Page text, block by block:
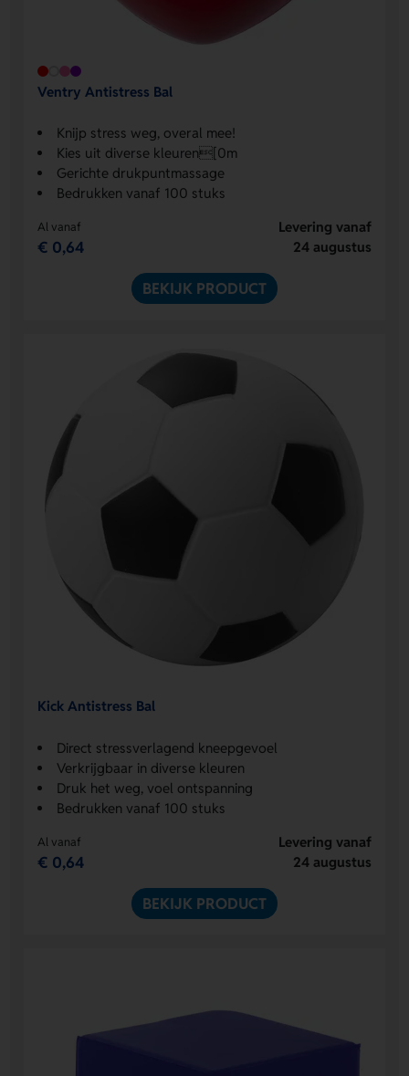
Ventry Antistress Bal
Knijp stress weg, overal mee!
Kies uit diverse kleuren[0m
Gerichte drukpuntmassage
Bedrukken vanaf 100 stuks
Al vanaf
€ 0,64
Levering vanaf
24 augustus
BEKIJK PRODUCT
Kick Antistress Bal
Direct stressverlagend kneepgevoel
Verkrijgbaar in diverse kleuren
Druk het weg, voel ontspanning
Bedrukken vanaf 100 stuks
Al vanaf
€ 0,64
Levering vanaf
24 augustus
BEKIJK PRODUCT